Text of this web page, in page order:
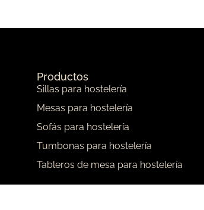
Productos
Sillas para hostelería
Mesas para hostelería
Sofás para hostelería
Tumbonas para hostelería
Tableros de mesa para hostelería